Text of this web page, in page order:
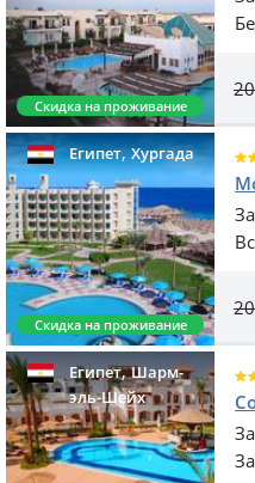
Скидка на проживание
Египет,Хургада
Скидка на проживание
Египет,Шарм-
эль-Шейх